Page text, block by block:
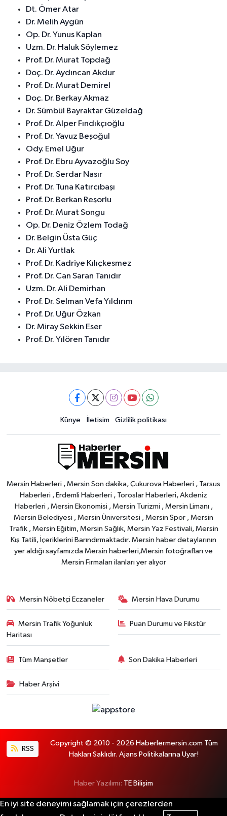
Dt. Ömer Atar
Dr. Melih Aygün
Op. Dr. Yunus Kaplan
Uzm. Dr. Haluk Söylemez
Prof. Dr. Murat Topdağ
Doç. Dr. Aydıncan Akdur
Prof. Dr. Murat Demirel
Doç. Dr. Berkay Akmaz
Dr. Sümbül Bayraktar Güzeldağ
Prof. Dr. Alper Fındıkçıoğlu
Prof. Dr. Yavuz Beşoğul
Ody. Emel Uğur
Prof. Dr. Ebru Ayvazoğlu Soy
Prof. Dr. Serdar Nasır
Prof. Dr. Tuna Katırcıbaşı
Prof. Dr. Berkan Reşorlu
Prof. Dr. Murat Songu
Op. Dr. Deniz Özlem Todağ
Dr. Belgin Üsta Güç
Dr. Ali Yurtlak
Prof. Dr. Kadriye Kılıçkesmez
Prof. Dr. Can Saran Tanıdır
Uzm. Dr. Ali Demirhan
Prof. Dr. Selman Vefa Yıldırım
Prof. Dr. Uğur Özkan
Dr. Miray Sekkin Eser
Prof. Dr. Yılören Tanıdır
Künye İletisim Gizlilik politikası
Mersin Haberleri , Mersin Son dakika, Çukurova Haberleri , Tarsus
Haberleri , Erdemli Haberleri , Toroslar Haberleri, Akdeniz
Haberleri , Mersin Ekonomisi , Mersin Turizmi , Mersin Limanı ,
Mersin Belediyesi , Mersin Üniversitesi , Mersin Spor , Mersin
Trafik , Mersin Eğitim, Mersin Sağlık, Mersin Yaz Festivali, Mersin
Kış Tatili, İçeriklerini Barındırmaktadır. Mersin haber detaylarının
yer aldığı sayfamızda Mersin haberleri,Mersin fotoğrafları ve
Mersin Firmaları ilanları yer alıyor
Mersin Nöbetçi Eczaneler Mersin Hava Durumu
Mersin Trafik Yoğunluk
Haritası
Puan Durumu ve Fikstür
Tüm Manşetler Son Dakika Haberleri
Haber Arşivi
RSS
Copyright © 2010 - 2026 Haberlermersin.com Tüm
Hakları Saklıdır. Ajans Politikalarına Uyar!
Haber Yazılımı: TE Bilişim
En iyi site deneyimi sağlamak için çerezlerden